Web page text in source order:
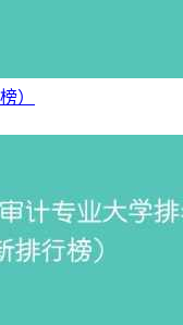
）